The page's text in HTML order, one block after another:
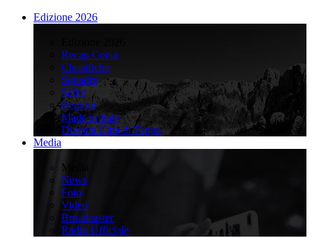
Edizione 2026
Recap Corsa
Classifiche
Squadre
Salite
Regioni
Made in Italy
Diventa Città di Tappa
Media
Media
News
Foto
Video
Broadcaster
Radio Ufficiale